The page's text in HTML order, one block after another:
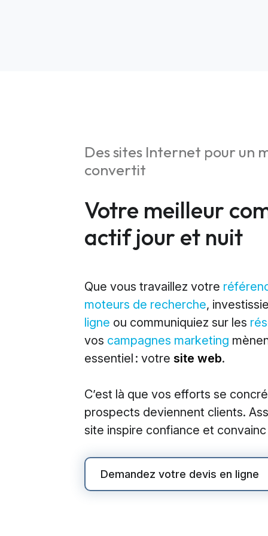
Web
Des sites Internet pour un
convertit
Votre meilleur
actif jour et nuit
Que vous travaillez votre
moteurs de recherche,
ligne ou communiquiez sur les
vos campagnes marketing
essentiel : votre site web.
C’est là que vos efforts se
prospects deviennent clients.
site inspire confiance et
Demandez votre devis en ligne